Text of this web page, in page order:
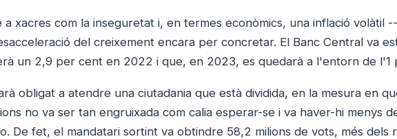
xacres com la inseguretat i, en termes econòmics, una inflació volàtil
del creixement encara per concretar. El Banc Central va
un 2,9 per cent en 2022 i que, en 2023, es quedarà a l'entorn de l'1
obligat a atendre una ciutadania que està dividida, en la mesura en
no va ser tan engruixada com calia esperar-se i va haver-hi menys
De fet, el mandatari sortint va obtindre 58,2 milions de vots, més dels